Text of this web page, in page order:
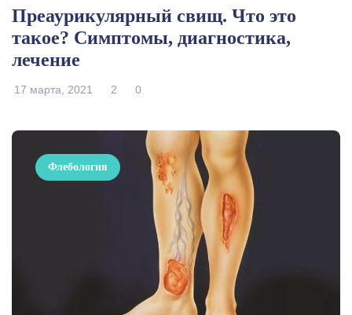
Преаурикулярный свищ. Что это
такое? Симптомы, диагностика,
лечение
17 марта, 2021 2 0
Флебология